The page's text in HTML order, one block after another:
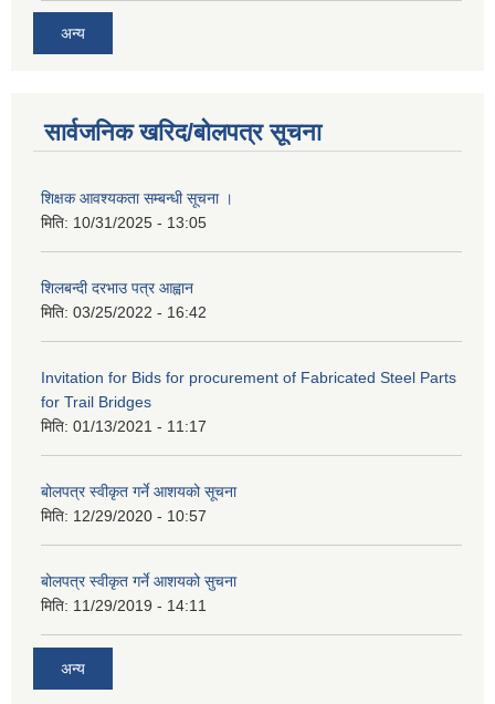
अन्य
सार्वजनिक खरिद/बोलपत्र सूचना
शिक्षक आवश्यकता सम्बन्धी सूचना ।
मिति: 10/31/2025 - 13:05
शिलबन्दी दरभाउ पत्र आह्वान
मिति: 03/25/2022 - 16:42
Invitation for Bids for procurement of Fabricated Steel Parts
for Trail Bridges
मिति: 01/13/2021 - 11:17
बोलपत्र स्वीकृत गर्ने आशयको सूचना
मिति: 12/29/2020 - 10:57
बोलपत्र स्वीकृत गर्ने आशयको सुचना
मिति: 11/29/2019 - 14:11
अन्य